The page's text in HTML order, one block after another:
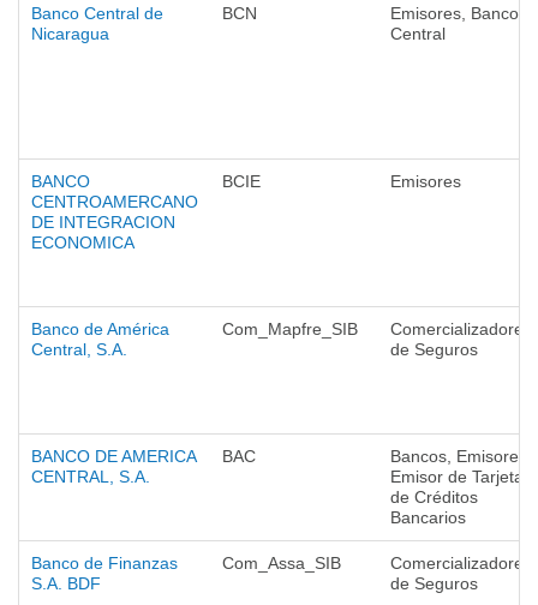
Banco Central de
Nicaragua
BCN
Emisores, Bancos
Central
BANCO
CENTROAMERCANO
DE INTEGRACION
ECONOMICA
BCIE Emisores
Banco de América
Central, S.A.
Com_Mapfre_SIB
Comercializadores
de Seguros
BANCO DE AMERICA
CENTRAL, S.A.
BAC
Bancos, Emisores,
Emisor de Tarjetas
de Créditos
Bancarios
Banco de Finanzas
S.A. BDF
Com_Assa_SIB
Comercializadores
de Seguros